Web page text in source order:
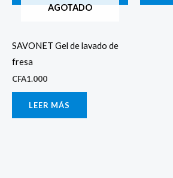
AGOTADO
SAVONET Gel de lavado de
fresa
CFA1.000
LEER MÁS